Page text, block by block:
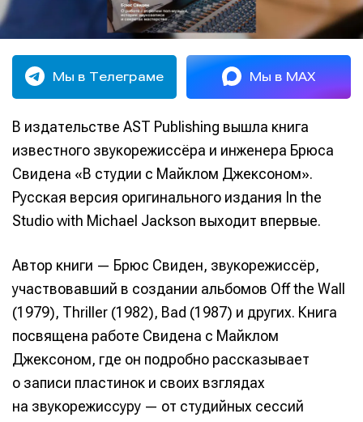
Мы в Телеграме Мы в MAX
В издательстве AST Publishing вышла книга
известного звукорежиссёра и инженера Брюса
Свидена «В студии с Майклом Джексоном».
Русская версия оригинального издания In the
Studio with Michael Jackson выходит впервые.
Автор книги — Брюс Свиден, звукорежиссёр,
участвовавший в создании альбомов Off the Wall
(1979), Thriller (1982), Bad (1987) и других. Книга
посвящена работе Свидена с Майклом
Джексоном, где он подробно рассказывает
о записи пластинок и своих взглядах
на звукорежиссуру — от студийных сессий